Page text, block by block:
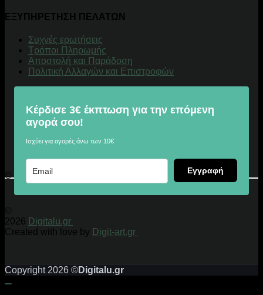
ΕΞΥΠΗΡΕΤΗΣΗ ΠΕΛΑΤΩΝ
Συχνές ερωτήσεις
Τρόποι Πληρωμής
Αποστολή και Παράδοση
Πολιτική Αλλαγών και Επιστροφών
Κέρδισε 3€ έκπτωση για την επόμενη
αγορά σου!
Ισχύει για αγορές άνω των 10€
Εγγραφή
© 2026 Digitalu.gr
©
2026 Digitalu.gr
Created with love by Digit-art.gr
Copyright 2026 ©Digitalu.gr